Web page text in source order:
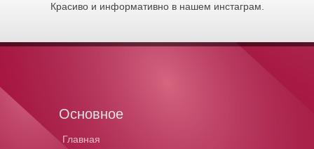
Красиво и информативно в нашем инстаграм.
Основное
Главная